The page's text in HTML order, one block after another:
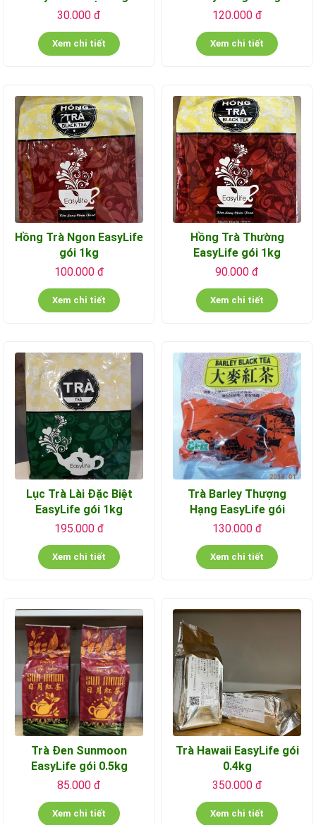
30.000 đ
Xem chi tiết
120.000 đ
Xem chi tiết
Hồng Trà Ngon EasyLife
gói 1kg
100.000 đ
Xem chi tiết
Hồng Trà Thường
EasyLife gói 1kg
90.000 đ
Xem chi tiết
Lục Trà Lài Đặc Biệt
EasyLife gói 1kg
195.000 đ
Xem chi tiết
Trà Barley Thượng
Hạng EasyLife gói
600gr
130.000 đ
Xem chi tiết
Trà Đen Sunmoon
EasyLife gói 0.5kg
85.000 đ
Xem chi tiết
Trà Hawaii EasyLife gói
0.4kg
350.000 đ
Xem chi tiết